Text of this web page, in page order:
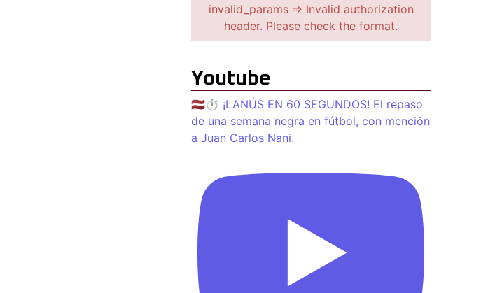
invalid_params => Invalid authorization
header. Please check the format.
Youtube
🇱🇻⏱️ ¡LANÚS EN 60 SEGUNDOS! El repaso
de una semana negra en fútbol, con mención
a Juan Carlos Nani.